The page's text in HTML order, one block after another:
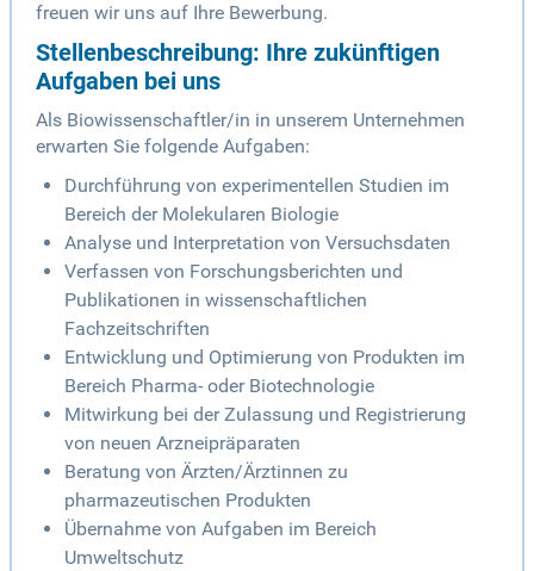
freuen wir uns auf Ihre Bewerbung.
Stellenbeschreibung: Ihre zukünftigen
Aufgaben bei uns
Als Biowissenschaftler/in in unserem Unternehmen
erwarten Sie folgende Aufgaben:
Durchführung von experimentellen Studien im
Bereich der Molekularen Biologie
Analyse und Interpretation von Versuchsdaten
Verfassen von Forschungsberichten und
Publikationen in wissenschaftlichen
Fachzeitschriften
Entwicklung und Optimierung von Produkten im
Bereich Pharma- oder Biotechnologie
Mitwirkung bei der Zulassung und Registrierung
von neuen Arzneipräparaten
Beratung von Ärzten/Ärztinnen zu
pharmazeutischen Produkten
Übernahme von Aufgaben im Bereich
Umweltschutz